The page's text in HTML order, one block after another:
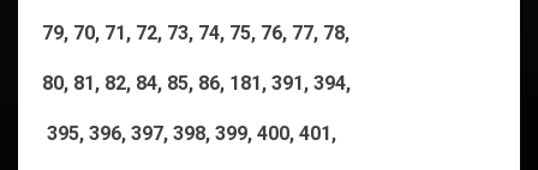
79, 70, 71, 72, 73, 74, 75, 76, 77, 78,
80, 81, 82, 84, 85, 86, 181, 391, 394,
395, 396, 397, 398, 399, 400, 401,